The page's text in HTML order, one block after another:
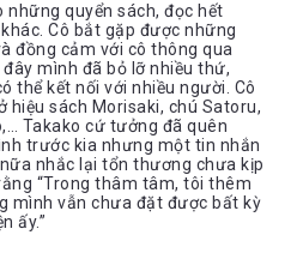
những quyển sách, đọc hết
Cô bắt gặp được những
đồng cảm với cô thông qua
mình đã bỏ lỡ nhiều thứ,
thể kết nối với nhiều người. Cô
hiệu sách Morisaki, chú Satoru,
Takako cứ tưởng đã quên
trước kia nhưng một tin nhắn
nhắc lại tổn thương chưa kịp
“Trong thâm tâm, tôi thêm
mình vẫn chưa đặt được bất kỳ
ấy.”